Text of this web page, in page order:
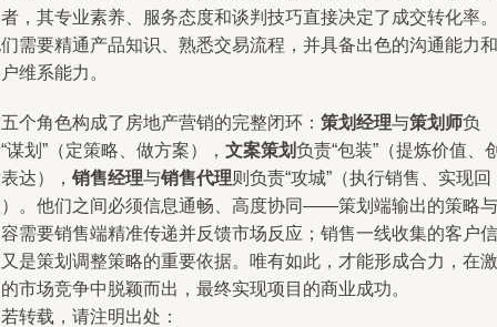
，其专业素养、服务态度和谈判技巧直接决定了成交转化率。
需要精通产品知识、熟悉交易流程，并具备出色的沟通能力和
维系能力。
个角色构成了房地产营销的完整闭环： 策划经理与策划师负
谋划”（定策略、做方案）， 文案策划负责“包装”（提炼价值、
达）， 销售经理与销售代理则负责“攻城”（执行销售、实现回
。他们之间必须信息通畅、高度协同——策划端输出的策略与
需要销售端精准传递并反馈市场反应；销售一线收集的客户信
是策划调整策略的重要依据。唯有如此，才能形成合力，在激
市场竞争中脱颖而出，最终实现项目的商业成功。
转载，请注明出处：